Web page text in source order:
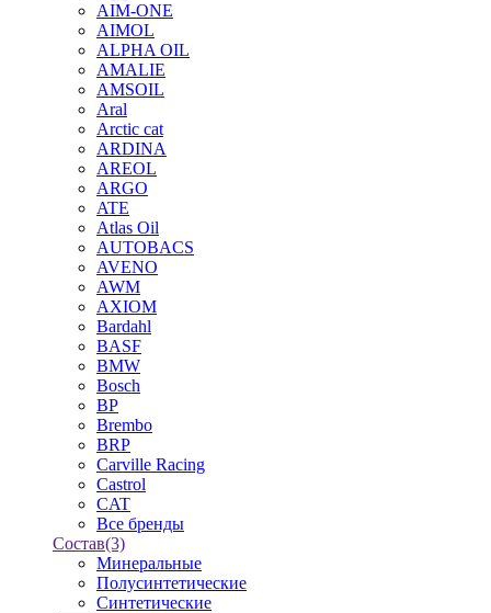
AIM-ONE
AIMOL
ALPHA OIL
AMALIE
AMSOIL
Aral
Arctic cat
ARDINA
AREOL
ARGO
ATE
Atlas Oil
AUTOBACS
AVENO
AWM
AXIOM
Bardahl
BASF
BMW
Bosch
BP
Brembo
BRP
Carville Racing
Castrol
CAT
Все бренды
Состав(3)
Минеральные
Полусинтетические
Синтетические